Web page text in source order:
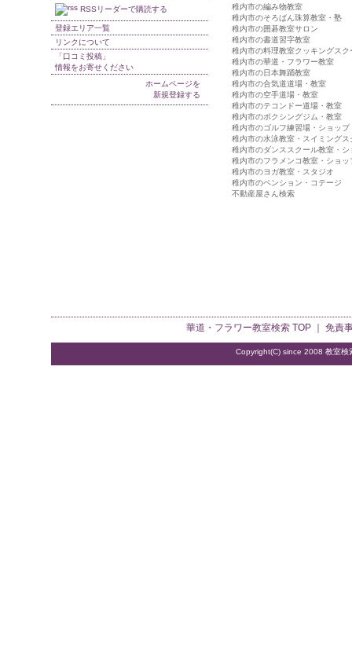
稚内市の編み物教室
稚内市のそろばん珠算教室・塾
稚内市の囲碁教室サロン
稚内市の書道習字教室
稚内市の料理教室クッキングスク
稚内市の華道・フラワー教室
稚内市の日本舞踊教室
稚内市の合気道道場・教室
稚内市の空手道場・教室
稚内市のテコンドー道場・教室
稚内市のボクシングジム・教室
稚内市のゴルフ練習場・ショップ
稚内市の水泳教室・スイミングス
稚内市のダンススクール教室・シ
稚内市のフラメンコ教室・ショッ
稚内市のヨガ教室・スタジオ
稚内市のペンション・コテージ
不動産屋さん検索
RSSリーダーで購読する
登録エリア一覧
リンクについて
「口コミ投稿」
情報をお寄せください
ホームページを
新規登録する
華道・フラワー教室検索TOP ｜ 免責
Copyright(C) since 2008 教室検